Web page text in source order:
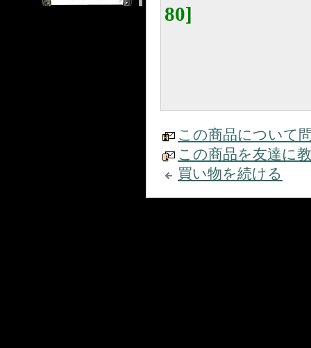
80]
この商品について
この商品を友達に
買い物を続ける